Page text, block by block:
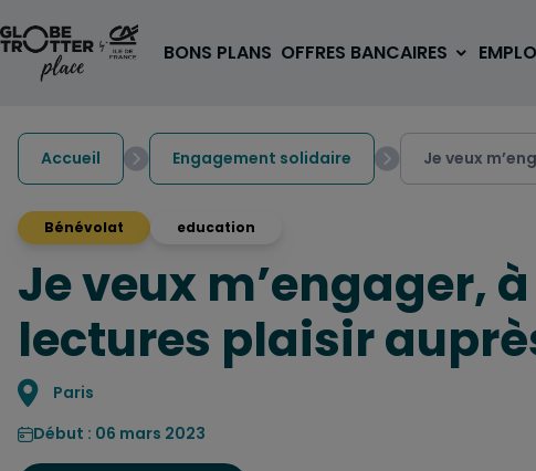
BONS PLANS OFFRES BANCAIRES
A PARTIR DE 3€
1 carte, 0 frais à l'étranger
pour les 18/30 ans
Accueil Engagement solidaire Je veux
Bénévolat education
Je veux m’engager,
lectures plaisir
Localisation
Paris
Début : 06 mars 2023